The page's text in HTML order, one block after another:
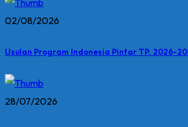
02/08/2026
Usulan Program Indonesia Pintar TP. 2026-
28/07/2026